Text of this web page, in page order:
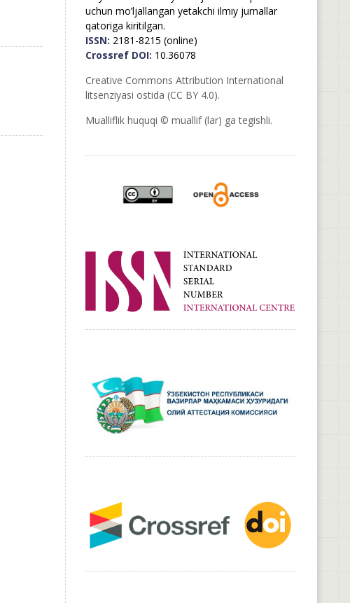
uchun mo’ljallangan yetakchi ilmiy jurnallar
qatoriga kiritilgan.
ISSN: 2181-8215 (online)
Crossref DOI: 10.36078
Creative Commons Attribution International
litsenziyasi ostida (CC BY 4.0).
Mualliflik huquqi © muallif (lar) ga tegishli.